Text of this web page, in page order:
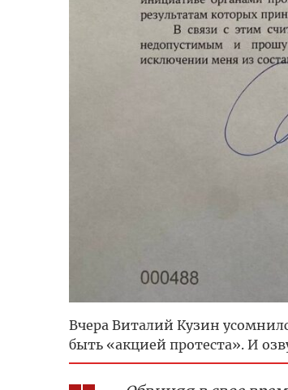
Вчера Виталий Кузин
быть «акцией протеста». И